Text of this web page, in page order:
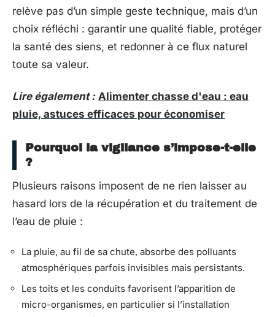
relève pas d’un simple geste technique, mais d’un
choix réfléchi : garantir une qualité fiable, protéger
la santé des siens, et redonner à ce flux naturel
toute sa valeur.
Lire également : Alimenter chasse d'eau : eau
pluie, astuces efficaces pour économiser
Pourquoi la vigilance s’impose-t-elle
?
Plusieurs raisons imposent de ne rien laisser au
hasard lors de la récupération et du traitement de
l’eau de pluie :
La pluie, au fil de sa chute, absorbe des polluants
atmosphériques parfois invisibles mais persistants.
Les toits et les conduits favorisent l’apparition de
micro-organismes, en particulier si l’installation